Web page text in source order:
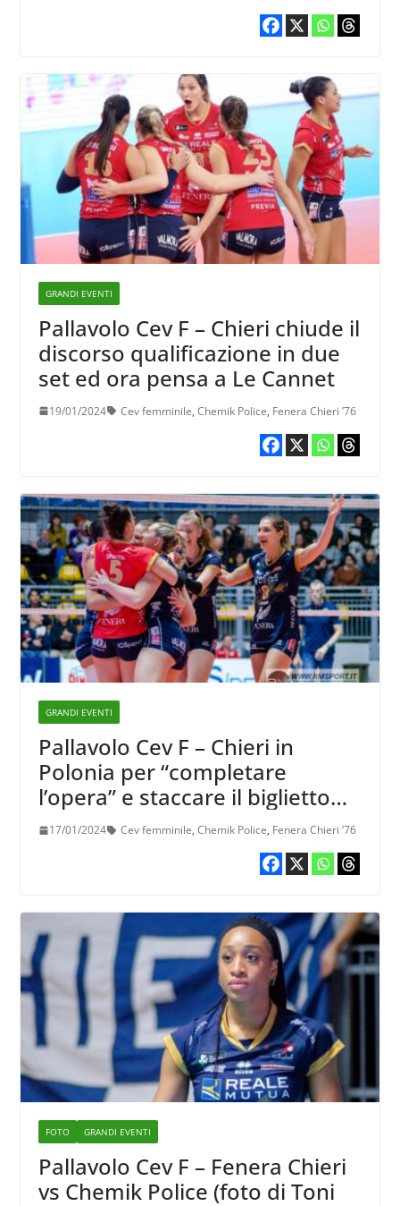
GRANDI EVENTI
Pallavolo Cev F – Chieri chiude il
discorso qualificazione in due
set ed ora pensa a Le Cannet
19/01/2024 Cev femminile, Chemik Police, Fenera Chieri ’76
GRANDI EVENTI
Pallavolo Cev F – Chieri in
Polonia per “completare
l’opera” e staccare il biglietto
per i quarti
17/01/2024 Cev femminile, Chemik Police, Fenera Chieri ’76
FOTO GRANDI EVENTI
Pallavolo Cev F – Fenera Chieri
vs Chemik Police (foto di Toni